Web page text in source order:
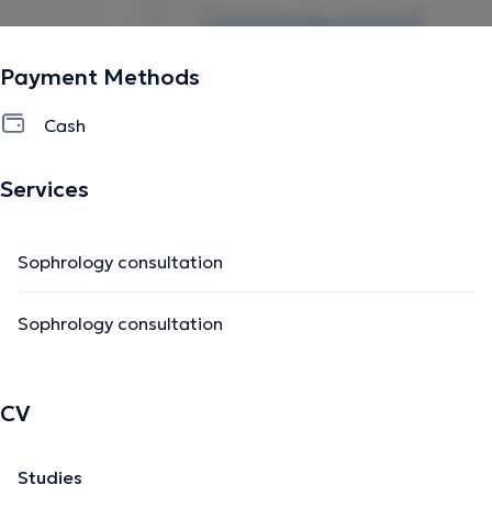
Payment Methods
Cash
Services
Sophrology consultation
Sophrology consultation
CV
Studies